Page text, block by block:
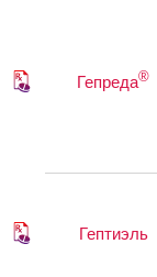
Гепреда®
Гептиэль